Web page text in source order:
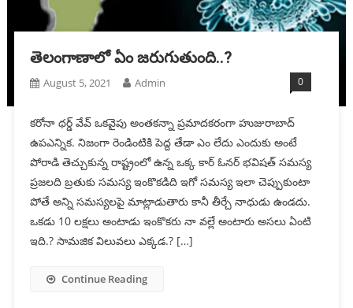
తెలంగాణాలో ఏం జరుగుతుంది..?
August 5, 2021 Admin 0
కరోనా థర్డ్ వేవ్ ఒకవైపు అంతకన్నా ప్రమాదకరంగా హుజురాబాద్
ఉపఎన్నిక. నిజంగా రెండింటికి పెద్ద తేడా ఎం లేదు ఎందుకు అంటే
పోరాడి తెచ్చుకున్న రాష్ట్రంలో ఉన్న ఒక్క కార్ ఓనర్ భవిషత్ సమస్య
ప్రజలది బ్రతుకు సమస్య ఇంకొకడిది ఇగో సమస్య ఇలా చెప్పుకుంటా
పోతే అన్ని సమస్యలపై మాట్లాడుతారు కానీ తీర్చే నాధుడు ఉండదు.
ఒకడు 10 లక్షలు అంటాడు ఇంకొకరు నా వల్లే అంటారు అసలు ఏంటి
ఇది.? సామజిక విలువలు ఎక్కడ.? […]
Continue Reading